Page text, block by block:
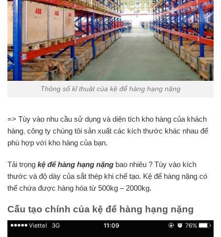
Thông số kĩ thuật của kệ để hàng hạng nặng
=> Tùy vào nhu cầu sử dụng và diện tích kho hàng của khách
hàng, công ty chúng tôi sản xuất các kích thước khác nhau để
phù hợp với kho hàng của bạn.
Tải trọng kệ để hàng hạng nặng bao nhiêu ? Tùy vào kích
thước và độ dày của sắt thép khi chế tạo. Kệ để hàng nặng có
thể chứa được hàng hóa từ 500kg – 2000kg.
Cấu tạo chính của kệ để hàng hạng nặng